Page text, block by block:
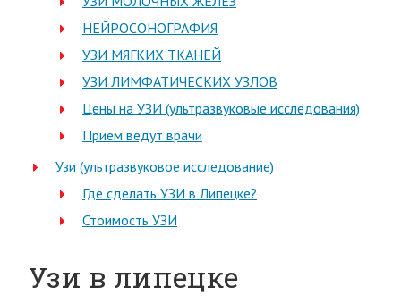
НЕЙРОСОНОГРАФИЯ
УЗИ МЯГКИХ ТКАНЕЙ
УЗИ ЛИМФАТИЧЕСКИХ УЗЛОВ
Цены на УЗИ (ультразвуковые исследования)
Прием ведут врачи
Узи (ультразвуковое исследование)
Где сделать УЗИ в Липецке?
Стоимость УЗИ
Узи в липецке